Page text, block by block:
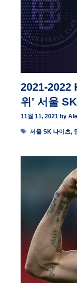
2021-2022
위’ 서울
11월 11, 2021 by
Tags
서울 SK 나이츠,